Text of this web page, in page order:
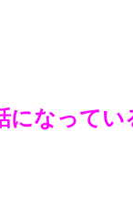
なってい